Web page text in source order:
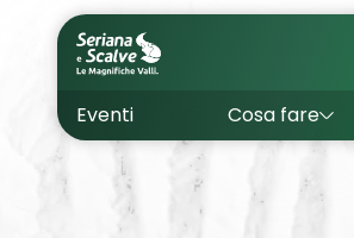
Eventi Cosa fare
Cultura
Esperienze
Dove dormire
Come muoversi
Uffici turistici